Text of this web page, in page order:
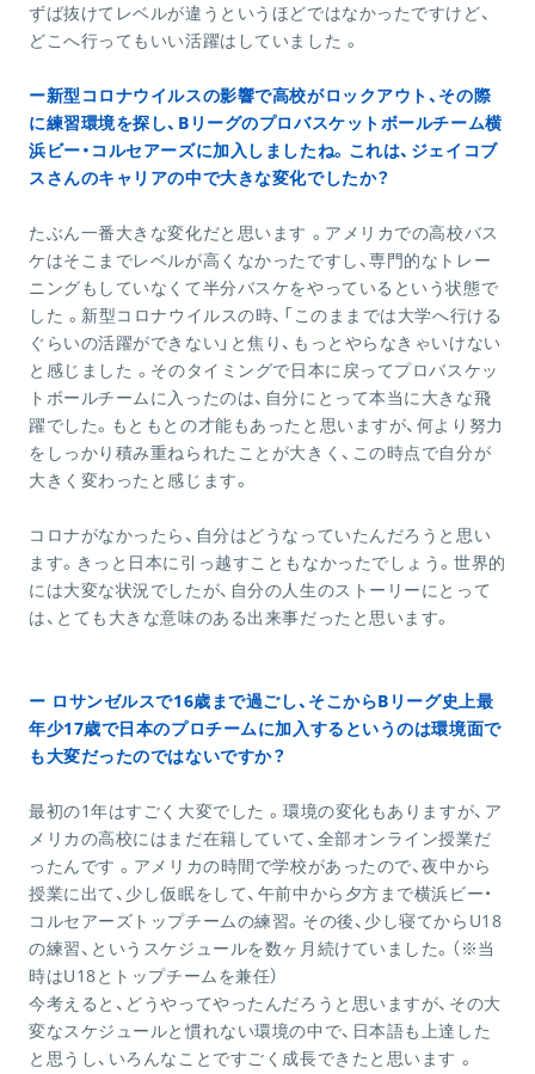
ずば抜けてレベルが違うというほどではなかったですけど、
どこへ行ってもいい活躍はしていました 。
ー新型コロナウイルスの影響で高校がロックアウト、その際
に練習環境を探し、Bリーグのプロバスケットボールチーム横
浜ビー・コルセアーズに加入しましたね。これは、ジェイコブ
スさんのキャリアの中で大きな変化でしたか？
たぶん一番大きな変化だと思います 。アメリカでの高校バス
ケはそこまでレベルが高くなかったですし、専門的なトレー
ニングもしていなくて半分バスケをやっているという状態で
した 。新型コロナウイルスの時、「このままでは大学へ行ける
ぐらいの活躍ができない」と焦り、もっとやらなきゃいけない
と感じました 。そのタイミングで日本に戻ってプロバスケッ
トボールチームに入ったのは、自分にとって本当に大きな飛
躍でした。もともとの才能もあったと思いますが、何より努力
をしっかり積み重ねられたことが大きく、この時点で自分が
大きく変わったと感じます。
コロナがなかったら、自分はどうなっていたんだろうと思い
ます。きっと日本に引っ越すこともなかったでしょう。世界的
には大変な状況でしたが、自分の人生のストーリーにとって
は、とても大きな意味のある出来事だったと思います。
ー ロサンゼルスで16歳まで過ごし、そこからBリーグ史上最
年少17歳で日本のプロチームに加入するというのは環境面で
も大変だったのではないですか？
最初の1年はすごく大変でした 。環境の変化もありますが、ア
メリカの高校にはまだ在籍していて、全部オンライン授業だ
ったんです 。アメリカの時間で学校があったので、夜中から
授業に出て、少し仮眠をして、午前中から夕方まで横浜ビー・
コルセアーズトップチームの練習。その後、少し寝てからU18
の練習、というスケジュールを数ヶ月続けていました。（※当
時はU18とトップチームを兼任）
今考えると、どうやってやったんだろうと思いますが、その大
変なスケジュールと慣れない環境の中で、日本語も上達した
と思うし、いろんなことですごく成長できたと思います 。